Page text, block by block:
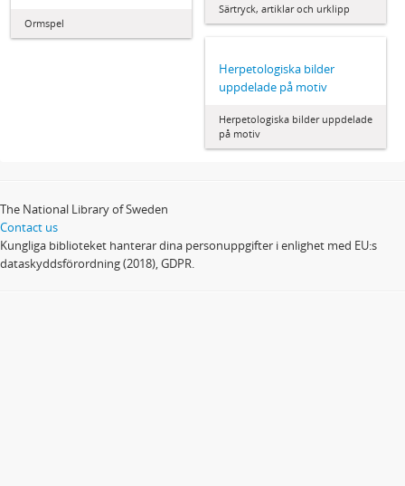
Särtryck, artiklar och urklipp
Ormspel
Herpetologiska bilder
uppdelade på motiv
Herpetologiska bilder uppdelade
på motiv
The National Library of Sweden
Contact us
Kungliga biblioteket hanterar dina personuppgifter i enlighet med EU:s
dataskyddsförordning (2018), GDPR.